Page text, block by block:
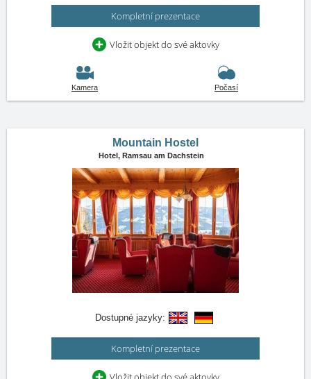
Kompletní prezentace
Vložit objekt do své aktovky
Kamera Počasí
Mountain Hostel
Hotel, Ramsau am Dachstein
Dostupné jazyky:
Kompletní prezentace